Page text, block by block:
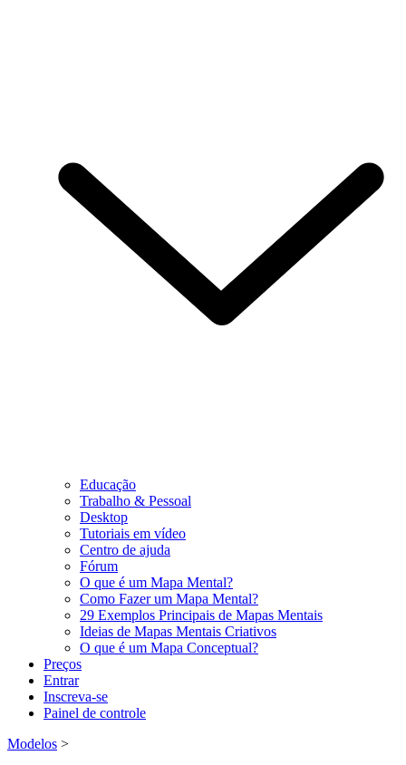
Educação
Trabalho & Pessoal
Desktop
Tutoriais em vídeo
Centro de ajuda
Fórum
O que é um Mapa Mental?
Como Fazer um Mapa Mental?
29 Exemplos Principais de Mapas Mentais
Ideias de Mapas Mentais Criativos
O que é um Mapa Conceptual?
Preços
Entrar
Inscreva-se
Painel de controle
Modelos >